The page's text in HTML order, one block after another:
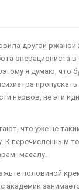
другой ржаной
операциониста в
я думаю, что
нервов, не эти
что уже не
К перечисленным
масалу.
половиной
академик